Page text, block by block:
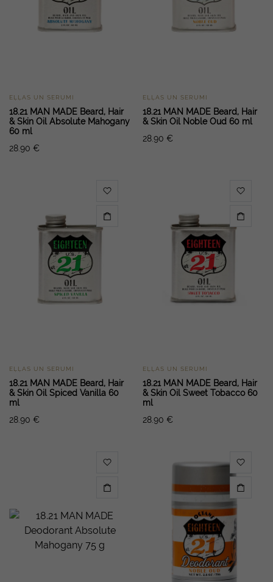
EĻĻAS UN SERUMI
18.21 MAN MADE Beard, Hair
& Skin Oil Absolute Mahogany
60 ml
28.90 €
EĻĻAS UN SERUMI
18.21 MAN MADE Beard, Hair
& Skin Oil Noble Oud 60 ml
28.90 €
EĻĻAS UN SERUMI
18.21 MAN MADE Beard, Hair
& Skin Oil Spiced Vanilla 60
ml
28.90 €
EĻĻAS UN SERUMI
18.21 MAN MADE Beard, Hair
& Skin Oil Sweet Tobacco 60
ml
28.90 €